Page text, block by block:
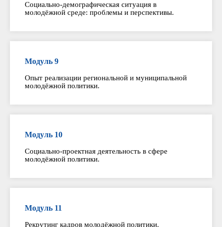
Социально-демографическая ситуация в
молодёжной среде: проблемы и перспективы.
Модуль 9
Опыт реализации региональной и муниципальной
молодёжной политики.
Модуль 10
Социально-проектная деятельность в сфере
молодёжной политики.
Модуль 11
Рекрутинг кадров молодёжной политики.